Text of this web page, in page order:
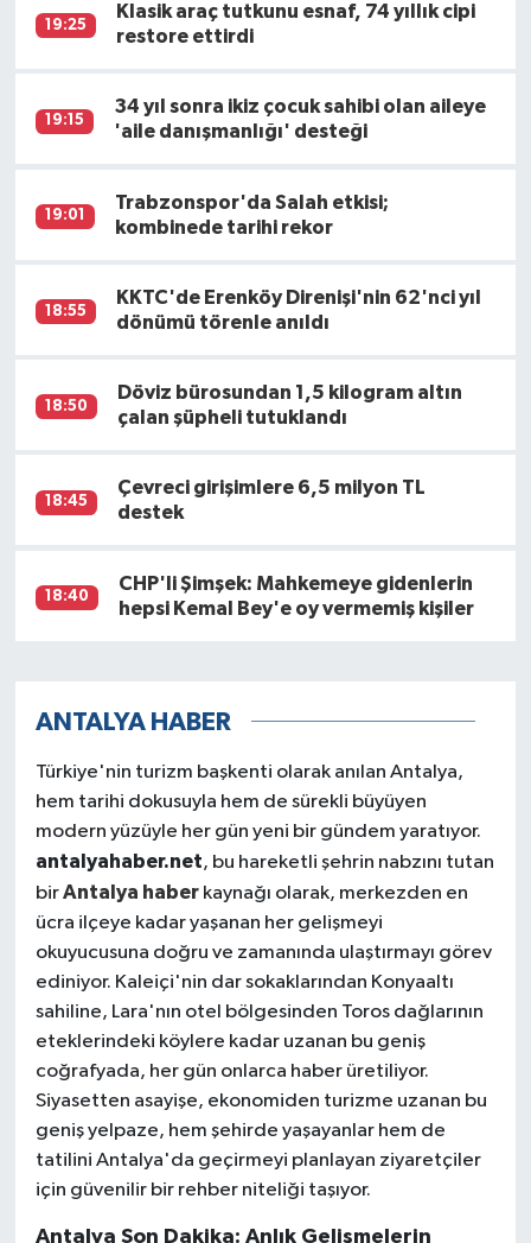
19:25
Klasik araç tutkunu esnaf, 74 yıllık cipi
restore ettirdi
19:15
34 yıl sonra ikiz çocuk sahibi olan aileye
'aile danışmanlığı' desteği
19:01
Trabzonspor'da Salah etkisi;
kombinede tarihi rekor
18:55
KKTC'de Erenköy Direnişi'nin 62'nci yıl
dönümü törenle anıldı
18:50
Döviz bürosundan 1,5 kilogram altın
çalan şüpheli tutuklandı
18:45
Çevreci girişimlere 6,5 milyon TL
destek
18:40
CHP'li Şimşek: Mahkemeye gidenlerin
hepsi Kemal Bey'e oy vermemiş kişiler
ANTALYA HABER
Türkiye'nin turizm başkenti olarak anılan Antalya,
hem tarihi dokusuyla hem de sürekli büyüyen
modern yüzüyle her gün yeni bir gündem yaratıyor.
antalyahaber.net, bu hareketli şehrin nabzını tutan
birAntalya haberkaynağı olarak, merkezden en
ücra ilçeye kadar yaşanan her gelişmeyi
okuyucusuna doğru ve zamanında ulaştırmayı görev
ediniyor. Kaleiçi'nin dar sokaklarından Konyaaltı
sahiline, Lara'nın otel bölgesinden Toros dağlarının
eteklerindeki köylere kadar uzanan bu geniş
coğrafyada, her gün onlarca haber üretiliyor.
Siyasetten asayişe, ekonomiden turizme uzanan bu
geniş yelpaze, hem şehirde yaşayanlar hem de
tatilini Antalya'da geçirmeyi planlayan ziyaretçiler
için güvenilir bir rehber niteliği taşıyor.
Antalya Son Dakika: Anlık Gelişmelerin